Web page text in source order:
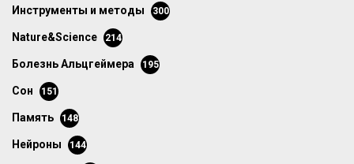
инструменты и методы 300
Nature&Science 214
болезнь Альцгеймера 195
сон 151
память 148
нейроны 144